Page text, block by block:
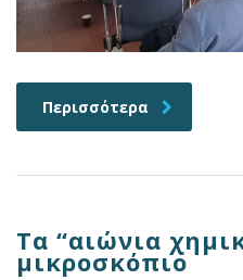
Περισσότερα
Τα “αιώνια
μικροσκόπιο